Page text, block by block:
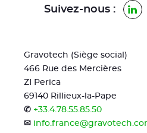
Suivez-nous :
Gravotech (Siège social)
466 Rue des Mercières
ZI Perica
69140 Rillieux-la-Pape
✆ +33.4.78.55.85.50
✉